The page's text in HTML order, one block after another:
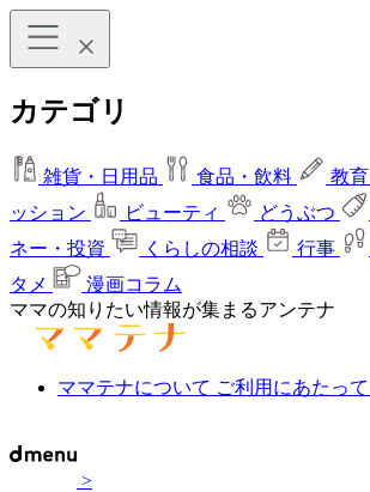
カテゴリ
雑貨・日用品 食品・飲料 教育
ッション
ビューティ どうぶつ
ネー・投資
くらしの相談 行事
タメ
漫画コラム
ママの知りたい情報が集まるアンテナ
ママテナについて ご利用にあたって
>